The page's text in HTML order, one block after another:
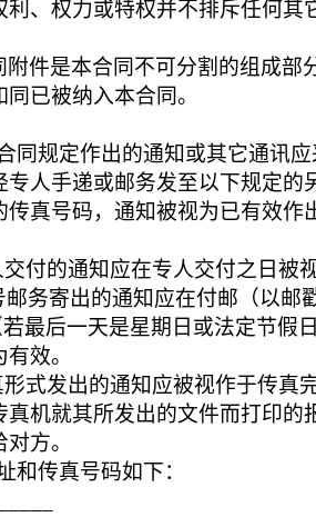
利、权力或特权并不排斥任何其
附件是本合同不可分割的组成部
已被纳入本合同。
同规定作出的通知或其它通讯
专人手递或邮务发至以下规定的
传真号码，通知被视为已有效作
交付的通知应在专人交付之日被
邮务寄出的通知应在付邮（以邮
若最后一天是星期日或法定节假
效。
形式发出的通知应被视作于传真
真机就其所发出的文件而打印的
方。
和传真号码如下：